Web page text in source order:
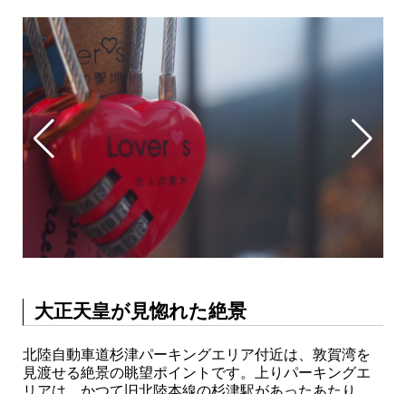
大正天皇が見惚れた絶景
北陸自動車道杉津パーキングエリア付近は、敦賀湾を
見渡せる絶景の眺望ポイントです。上りパーキングエ
リアは、かつて旧北陸本線の杉津駅があったあたり